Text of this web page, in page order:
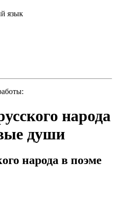
язык
народа
души
народа в поэме